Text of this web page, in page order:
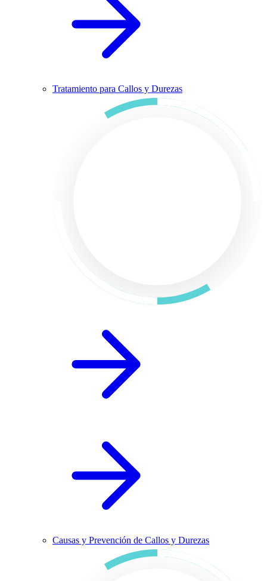
Tratamiento para Callos y Durezas
Causas y Prevención de Callos y Durezas